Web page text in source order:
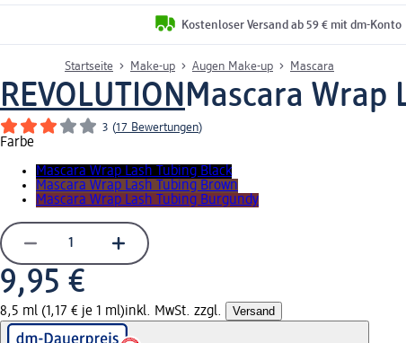
Kostenloser Versand ab 59 € mit dm-Konto
Startseite Make-up Augen Make-up Mascara
REVOLUTIONMascara Wrap
3 (17 Bewertungen)
Farbe
Mascara Wrap Lash Tubing Black
Mascara Wrap Lash Tubing Brown
Mascara Wrap Lash Tubing Burgundy
9,95 €
8,5 ml (1,17 € je 1 ml)inkl. MwSt. zzgl. Versand